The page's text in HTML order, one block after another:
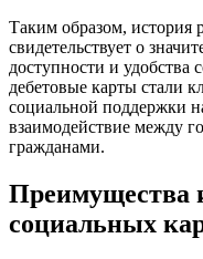
Таким образом, история
свидетельствует о
доступности и
дебетовые карты стали
социальной поддержки
взаимодействие между
гражданами.
Преимущества
социальных